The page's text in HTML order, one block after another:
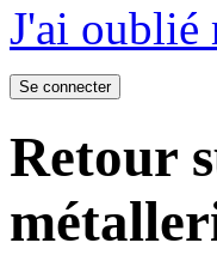
J'ai oublié
Retour